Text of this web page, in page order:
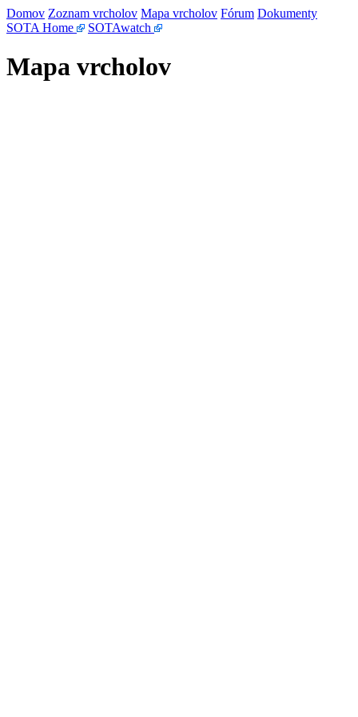
Domov Zoznam vrcholov Mapa vrcholov Fórum Dokumenty
SOTA Home
SOTAwatch
Mapa vrcholov